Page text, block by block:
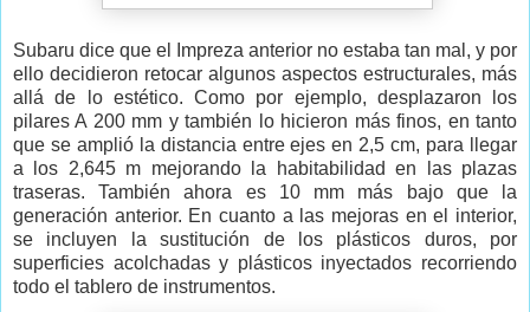
Subaru dice que el Impreza anterior no estaba tan mal, y por
ello decidieron retocar algunos aspectos estructurales, más
allá de lo estético. Como por ejemplo, desplazaron los
pilares A 200 mm y también lo hicieron más finos, en tanto
que se amplió la distancia entre ejes en 2,5 cm, para llegar
a los 2,645 m mejorando la habitabilidad en las plazas
traseras. También ahora es 10 mm más bajo que la
generación anterior. En cuanto a las mejoras en el interior,
se incluyen la sustitución de los plásticos duros, por
superficies acolchadas y plásticos inyectados recorriendo
todo el tablero de instrumentos.